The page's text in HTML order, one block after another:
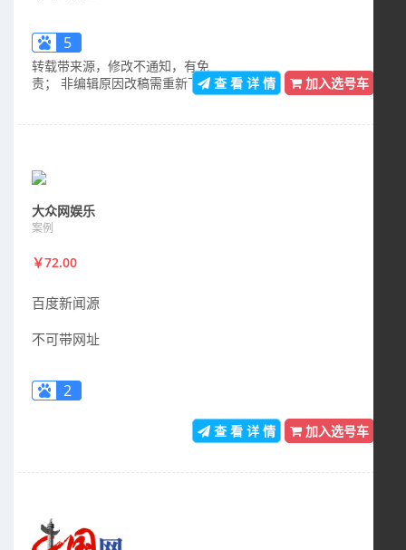
5
转载带来源，修改不通知，有免
责； 非编辑原因改稿需重新下单 查 看 详 情 加入选号车
大众网娱乐
案例
￥72.00
百度新闻源
不可带网址
2
查 看 详 情 加入选号车